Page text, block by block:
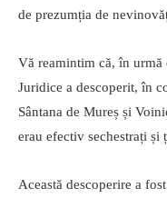
de prezumția de
Vă reamintim că, în urmă
Juridice a descoperit, în
Sântana de Mureș și
erau efectiv sechestrați
Această descoperire a